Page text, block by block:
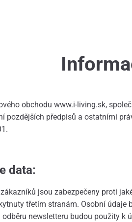
obchodu www.i-living.sk,
pozdějších předpisů a ostatními
data:
jsou zabezpečeny proti
třetím stranám. Osobní údaje
newsletteru budou použity k